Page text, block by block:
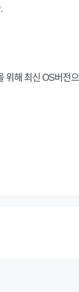
위해 최신 OS버전